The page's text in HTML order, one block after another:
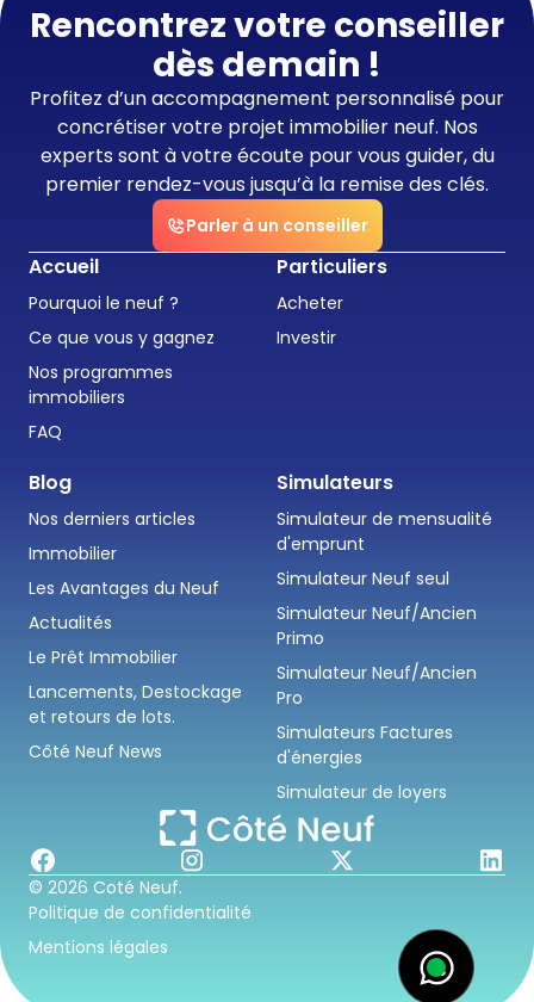
Rencontrez votre conseiller
dès demain !
Profitez d’un accompagnement personnalisé pour
concrétiser votre projet immobilier neuf. Nos
experts sont à votre écoute pour vous guider, du
premier rendez-vous jusqu’à la remise des clés.
Parler à un conseiller
Accueil
Pourquoi le neuf ?
Ce que vous y gagnez
Nos programmes
immobiliers
FAQ
Particuliers
Acheter
Investir
Blog
Nos derniers articles
Immobilier
Les Avantages du Neuf
Actualités
Le Prêt Immobilier
Lancements, Destockage
et retours de lots.
Côté Neuf News
Simulateurs
Simulateur de mensualité
d'emprunt
Simulateur Neuf seul
Simulateur Neuf/Ancien
Primo
Simulateur Neuf/Ancien
Pro
Simulateurs Factures
d'énergies
Simulateur de loyers
© 2026 Coté Neuf.
Politique de confidentialité
Mentions légales